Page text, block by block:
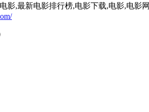
影,最新电影排行榜,电影下载,电影,电影网